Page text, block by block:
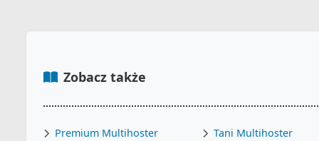
Zobacz także
Premium Multihoster
Tani Multihoster